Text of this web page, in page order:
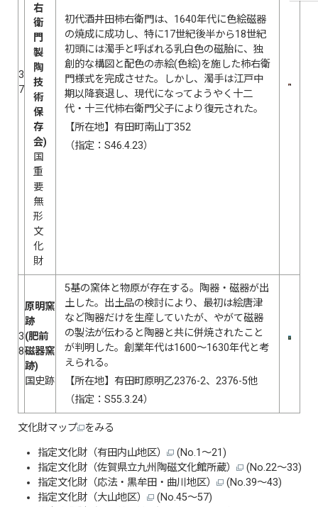
3
7
右
衛
門
製
陶
技
術
保
存
会)
国
重
要
無
形
文
化
財
初代酒井田柿右衛門は、1640年代に色絵磁器
の焼成に成功し、特に17世紀後半から18世紀
初頭には濁手と呼ばれる乳白色の磁胎に、独
創的な構図と配色の赤絵(色絵)を施した柿右衛
門様式を完成させた。しかし、濁手は江戸中
期以降衰退し、現代になってようやく十二
代・十三代柿右衛門父子により復元された。
【所在地】有田町南山丁352
（指定：S46.4.23）
3
8
原明窯
跡
(肥前
磁器窯
跡)
国史跡
5基の窯体と物原が存在する。陶器・磁器が出
土した。出土品の検討により、最初は絵唐津
など陶器だけを生産していたが、やがて磁器
の製法が伝わると陶器と共に併焼されたこと
が判明した。創業年代は1600〜1630年代と考
えられる。
【所在地】有田町原明乙2376-2、2376-5他
（指定：S55.3.24）
文化財マップ をみる
指定文化財（有田内山地区）
(No.1〜21)
指定文化財 （佐賀県立九州陶磁文化館所蔵）
(No.22～33)
指定文化財 （応法・黒牟田・曲川地区）
(No.39～43)
指定文化財 （大山地区）
(No.45～57)